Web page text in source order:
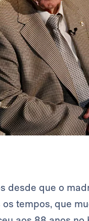
desde que o
tempos, que